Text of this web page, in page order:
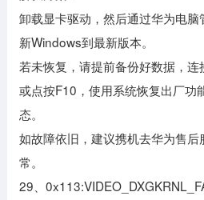
卸载显卡驱动，然后通过华为电
新Windows到最新版本。
若未恢复，请提前备份好数据，
或点按F10，使用系统恢复出厂功
态。
如故障依旧，建议携机去华为售
常。
29、